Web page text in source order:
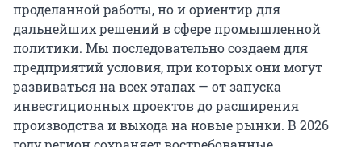
проделанной работы, но и ориентир для
дальнейших решений в сфере промышленной
политики. Мы последовательно создаем для
предприятий условия, при которых они могут
развиваться на всех этапах — от запуска
инвестиционных проектов до расширения
производства и выхода на новые рынки. В 2026